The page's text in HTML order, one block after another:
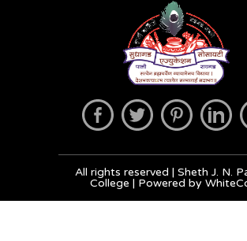
All rights reserved | Sheth J. N.
College | Powered by